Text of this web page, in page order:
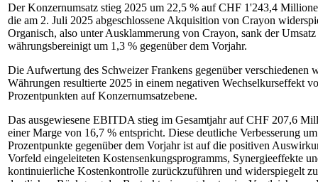
Der Konzernumsatz stieg 2025 um 22,5 % auf CHF 1'243,4
die am 2. Juli 2025 abgeschlossene Akquisition von Crayon
Organisch, also unter Ausklammerung von Crayon, sank der
währungsbereinigt um 1,3 % gegenüber dem Vorjahr.
Die Aufwertung des Schweizer Frankens gegenüber verschiedenen
Währungen resultierte 2025 in einem negativen Wechselkurseffekt
Prozentpunkten auf Konzernumsatzebene.
Das ausgewiesene EBITDA stieg im Gesamtjahr auf CHF 207,6
einer Marge von 16,7 % entspricht. Diese deutliche Verbesserung
Prozentpunkte gegenüber dem Vorjahr ist auf die positiven
Vorfeld eingeleiteten Kostensenkungsprogramms, Synergieeffekte
kontinuierliche Kostenkontrolle zurückzuführen und widerspiegelt